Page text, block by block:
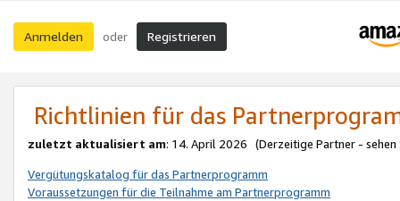
Anmelden oder Registrieren
Richtlinien für das
zuletzt aktualisiert am: 14. April 2026 (Derzeitige Partner - sehen
Vergütungskatalog für das Partnerprogramm
Voraussetzungen für die Teilnahme am Partnerprogramm